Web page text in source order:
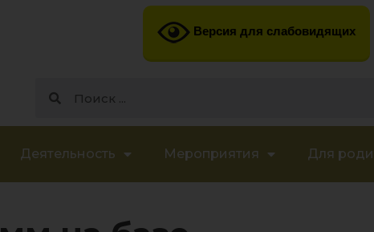
Версия для слабовидящих
Деятельность Мероприятия Для